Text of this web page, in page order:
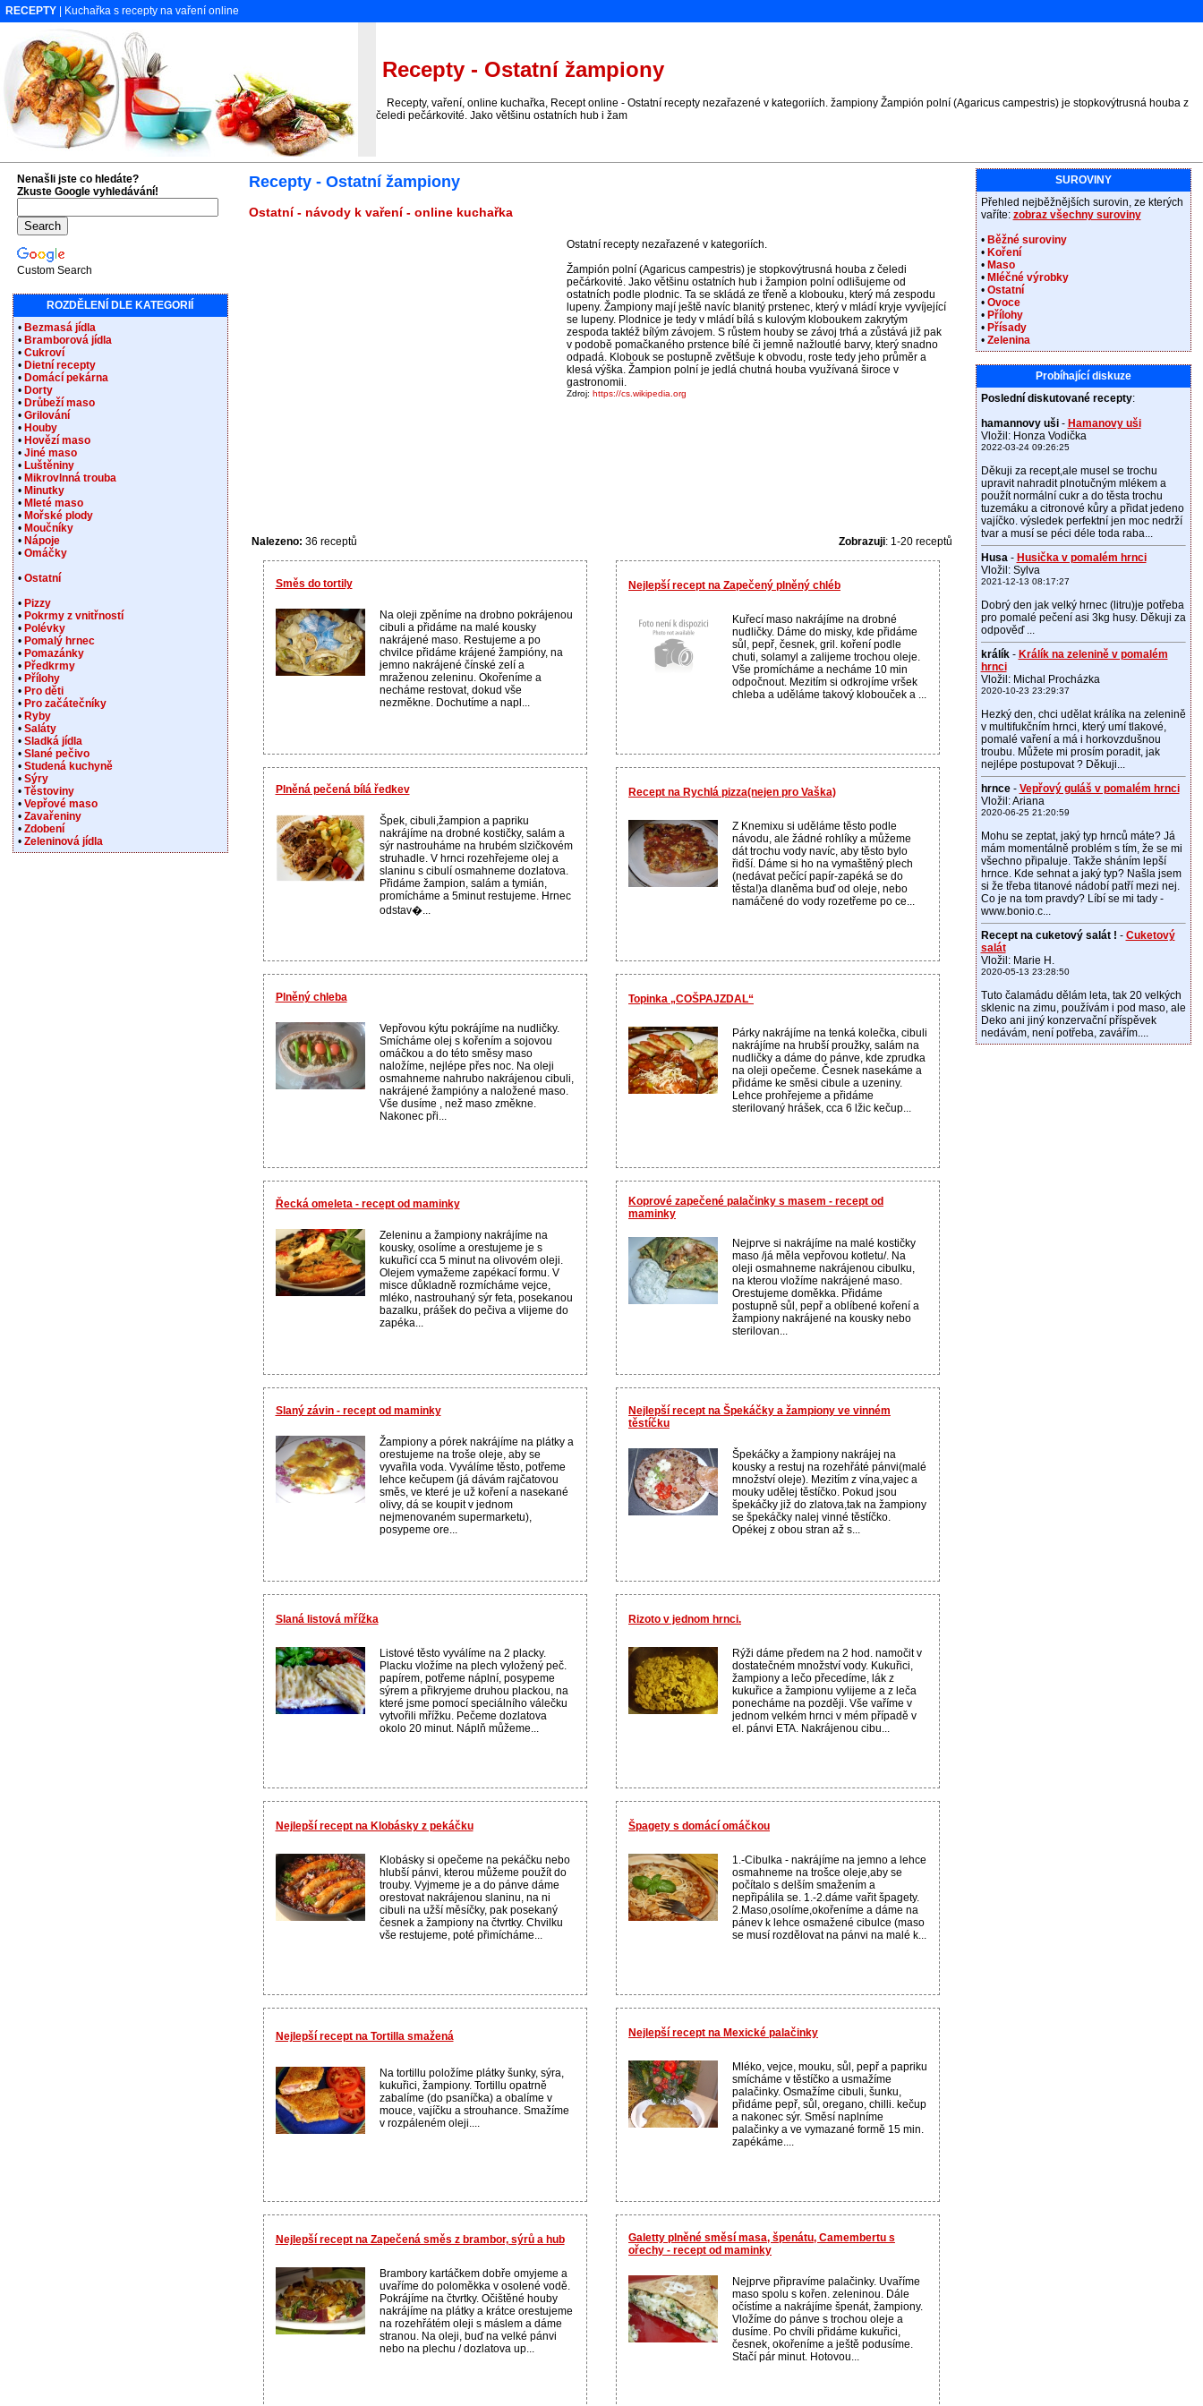
RECEPTY | Kuchařka s recepty na vaření online
Recepty - Ostatní žampiony
Recepty, vaření, online kuchařka, Recept online - Ostatní recepty nezařazené v kategoriích. žampiony Žampión polní (Agaricus campestris) je stopkovýtrusná houba z
čeledi pečárkovité. Jako většinu ostatních hub i žam
Recepty - Ostatní žampiony
Ostatní - návody k vaření - online kuchařka
Ostatní recepty nezařazené v kategoriích.
Žampión polní (Agaricus campestris) je stopkovýtrusná houba z čeledi
pečárkovité. Jako většinu ostatních hub i žampion polní odlišujeme od
ostatních podle plodnic. Ta se skládá ze třeně a klobouku, který má zespodu
lupeny. Žampiony mají ještě navíc blanitý prstenec, který v mládí kryje vyvíjející
se lupeny. Plodnice je tedy v mládí bílá s kulovým kloboukem zakrytým
zespoda taktéž bílým závojem. S růstem houby se závoj trhá a zůstává již pak
v podobě pomačkaného prstence bílé či jemně nažloutlé barvy, který snadno
odpadá. Klobouk se postupně zvětšuje k obvodu, roste tedy jeho průměr a
klesá výška. Žampion polní je jedlá chutná houba využívaná široce v
gastronomii.
Zdroj: https://cs.wikipedia.org
Nalezeno: 36 receptů Zobrazuji: 1-20 receptů
Směs do tortily
Na oleji zpěníme na drobno pokrájenou
cibuli a přidáme na malé kousky
nakrájené maso. Restujeme a po
chvilce přidáme krájené žampióny, na
jemno nakrájené čínské zelí a
mraženou zeleninu. Okořeníme a
necháme restovat, dokud vše
nezměkne. Dochutíme a napl...
Nejlepší recept na Zapečený plněný chléb
Kuřecí maso nakrájíme na drobné
nudličky. Dáme do misky, kde přidáme
sůl, pepř, česnek, gril. koření podle
chuti, solamyl a zalijeme trochou oleje.
Vše promícháme a necháme 10 min
odpočnout. Mezitím si odkrojíme vršek
chleba a uděláme takový klobouček a ...
Plněná pečená bílá ředkev
Špek, cibuli,žampion a papriku
nakrájíme na drobné kostičky, salám a
sýr nastrouháme na hrubém slzičkovém
struhadle. V hrnci rozehřejeme olej a
slaninu s cibulí osmahneme dozlatova.
Přidáme žampion, salám a tymián,
promícháme a 5minut restujeme. Hrnec
odstav�...
Recept na Rychlá pizza(nejen pro Vaška)
Z Knemixu si uděláme těsto podle
návodu, ale žádné rohlíky a můžeme
dát trochu vody navíc, aby těsto bylo
řidší. Dáme si ho na vymaštěný plech
(nedávat pečící papír-zapéká se do
těsta!)a dlaněma buď od oleje, nebo
namáčené do vody rozetřeme po ce...
Plněný chleba
Vepřovou kýtu pokrájíme na nudličky.
Smícháme olej s kořením a sojovou
omáčkou a do této směsy maso
naložíme, nejlépe přes noc. Na oleji
osmahneme nahrubo nakrájenou cibuli,
nakrájené žampióny a naložené maso.
Vše dusíme , než maso změkne.
Nakonec při...
Topinka „COŠPAJZDAL“
Párky nakrájíme na tenká kolečka, cibuli
nakrájíme na hrubší proužky, salám na
nudličky a dáme do pánve, kde zprudka
na oleji opečeme. Česnek nasekáme a
přidáme ke směsi cibule a uzeniny.
Lehce prohřejeme a přidáme
sterilovaný hrášek, cca 6 lžic kečup...
Řecká omeleta - recept od maminky
Zeleninu a žampiony nakrájíme na
kousky, osolíme a orestujeme je s
kukuřicí cca 5 minut na olivovém oleji.
Olejem vymažeme zapékací formu. V
misce důkladně rozmícháme vejce,
mléko, nastrouhaný sýr feta, posekanou
bazalku, prášek do pečiva a vlijeme do
zapéka...
Koprové zapečené palačinky s masem - recept od
maminky
Nejprve si nakrájíme na malé kostičky
maso /já měla vepřovou kotletu/. Na
oleji osmahneme nakrájenou cibulku,
na kterou vložíme nakrájené maso.
Orestujeme doměkka. Přidáme
postupně sůl, pepř a oblíbené koření a
žampiony nakrájené na kousky nebo
sterilovan...
Slaný závin - recept od maminky
Žampiony a pórek nakrájíme na plátky a
orestujeme na troše oleje, aby se
vyvařila voda. Vyválíme těsto, potřeme
lehce kečupem (já dávám rajčatovou
směs, ve které je už koření a nasekané
olivy, dá se koupit v jednom
nejmenovaném supermarketu),
posypeme ore...
Nejlepší recept na Špekáčky a žampiony ve vinném
těstíčku
Špekáčky a žampiony nakrájej na
kousky a restuj na rozehřáté pánvi(malé
množství oleje). Mezitím z vína,vajec a
mouky udělej těstíčko. Pokud jsou
špekáčky již do zlatova,tak na žampiony
se špekáčky nalej vinné těstíčko.
Opékej z obou stran až s...
Slaná listová mřížka
Listové těsto vyválíme na 2 placky.
Placku vložíme na plech vyložený peč.
papírem, potřeme náplní, posypeme
sýrem a přikryjeme druhou plackou, na
které jsme pomocí speciálního válečku
vytvořili mřížku. Pečeme dozlatova
okolo 20 minut. Náplň můžeme...
Rizoto v jednom hrnci.
Rýži dáme předem na 2 hod. namočit v
dostatečném množství vody. Kukuřici,
žampiony a lečo přecedíme, lák z
kukuřice a žampionu vylijeme a z leča
ponecháme na později. Vše vaříme v
jednom velkém hrnci v mém případě v
el. pánvi ETA. Nakrájenou cibu...
Nejlepší recept na Klobásky z pekáčku
Klobásky si opečeme na pekáčku nebo
hlubší pánvi, kterou můžeme použít do
trouby. Vyjmeme je a do pánve dáme
orestovat nakrájenou slaninu, na ni
cibuli na užší měsíčky, pak posekaný
česnek a žampiony na čtvrtky. Chvilku
vše restujeme, poté přimícháme...
Špagety s domácí omáčkou
1.-Cibulka - nakrájíme na jemno a lehce
osmahneme na trošce oleje,aby se
počítalo s delším smažením a
nepřipálila se. 1.-2.dáme vařit špagety.
2.Maso,osolíme,okořeníme a dáme na
pánev k lehce osmažené cibulce (maso
se musí rozdělovat na pánvi na malé k...
Nejlepší recept na Tortilla smažená
Na tortillu položíme plátky šunky, sýra,
kukuřici, žampiony. Tortillu opatrně
zabalíme (do psaníčka) a obalíme v
mouce, vajíčku a strouhance. Smažíme
v rozpáleném oleji....
Nejlepší recept na Mexické palačinky
Mléko, vejce, mouku, sůl, pepř a papriku
smícháme v těstíčko a usmažíme
palačinky. Osmažíme cibuli, šunku,
přidáme pepř, sůl, oregano, chilli. kečup
a nakonec sýr. Směsí naplníme
palačinky a ve vymazané formě 15 min.
zapékáme....
Nejlepší recept na Zapečená směs z brambor, sýrů a hub
Brambory kartáčkem dobře omyjeme a
uvaříme do poloměkka v osolené vodě.
Pokrájíme na čtvrtky. Očištěné houby
nakrájíme na plátky a krátce orestujeme
na rozehřátém oleji s máslem a dáme
stranou. Na oleji, buď na velké pánvi
nebo na plechu / dozlatova up...
Galetty plněné směsí masa, špenátu, Camembertu s
ořechy - recept od maminky
Nejprve připravíme palačinky. Uvaříme
maso spolu s kořen. zeleninou. Dále
očístíme a nakrájíme špenát, žampiony.
Vložíme do pánve s trochou oleje a
dusíme. Po chvíli přidáme kukuřici,
česnek, okořeníme a ještě podusíme.
Stačí pár minut. Hotovou...
Nenašli jste co hledáte?
Zkuste Google vyhledávání!
Custom Search
ROZDĚLENÍ DLE KATEGORIÍ
• Bezmasá jídla
• Bramborová jídla
• Cukroví
• Dietní recepty
• Domácí pekárna
• Dorty
• Drůbeží maso
• Grilování
• Houby
• Hovězí maso
• Jiné maso
• Luštěniny
• Mikrovlnná trouba
• Minutky
• Mleté maso
• Mořské plody
• Moučníky
• Nápoje
• Omáčky
• Ostatní
• Pizzy
• Pokrmy z vnitřností
• Polévky
• Pomalý hrnec
• Pomazánky
• Předkrmy
• Přílohy
• Pro děti
• Pro začátečníky
• Ryby
• Saláty
• Sladká jídla
• Slané pečivo
• Studená kuchyně
• Sýry
• Těstoviny
• Vepřové maso
• Zavařeniny
• Zdobení
• Zeleninová jídla
SUROVINY
Přehled nejběžnějších surovin, ze kterých
vaříte: zobraz všechny suroviny
• Běžné suroviny
• Koření
• Maso
• Mléčné výrobky
• Ostatní
• Ovoce
• Přílohy
• Přísady
• Zelenina
Probíhající diskuze
Poslední diskutované recepty:
hamannovy uši- Hamanovy uši
Vložil: Honza Vodička
2022-03-24 09:26:25
Děkuji za recept,ale musel se trochu
upravit nahradit plnotučným mlékem a
použít normální cukr a do těsta trochu
tuzemáku a citronové kůry a přidat jedeno
vajíčko. výsledek perfektní jen moc nedrží
tvar a musí se péci déle toda raba...
Husa- Husička v pomalém hrnci
Vložil: Sylva
2021-12-13 08:17:27
Dobrý den jak velký hrnec (litru)je potřeba
pro pomalé pečení asi 3kg husy. Děkuji za
odpověď ...
králík- Králík na zelenině v pomalém
hrnci
Vložil: Michal Procházka
2020-10-23 23:29:37
Hezký den, chci udělat králíka na zelenině
v multifukčním hrnci, který umí tlakové,
pomalé vaření a má i horkovzdušnou
troubu. Můžete mi prosím poradit, jak
nejlépe postupovat ? Děkuji...
hrnce- Vepřový guláš v pomalém hrnci
Vložil: Ariana
2020-06-25 21:20:59
Mohu se zeptat, jaký typ hrnců máte? Já
mám momentálně problém s tím, že se mi
všechno připaluje. Takže sháním lepší
hrnce. Kde sehnat a jaký typ? Našla jsem
si že třeba titanové nádobí patří mezi nej.
Co je na tom pravdy? Líbí se mi tady -
www.bonio.c...
Recept na cuketový salát ! - Cuketový
salát
Vložil: Marie H.
2020-05-13 23:28:50
Tuto čalamádu dělám leta, tak 20 velkých
sklenic na zimu, používám i pod maso, ale
Deko ani jiný konzervační příspěvek
nedávám, není potřeba, zavářím....